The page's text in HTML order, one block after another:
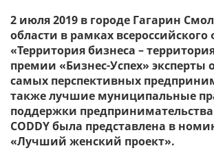
2 июля 2019 в городе Гагарин
области в рамках
«Территория бизнеса –
премии «Бизнес-Успех» эксперты
самых перспективных
также лучшие муниципальные
поддержки
CODDY была представлена в
«Лучший женский проект».